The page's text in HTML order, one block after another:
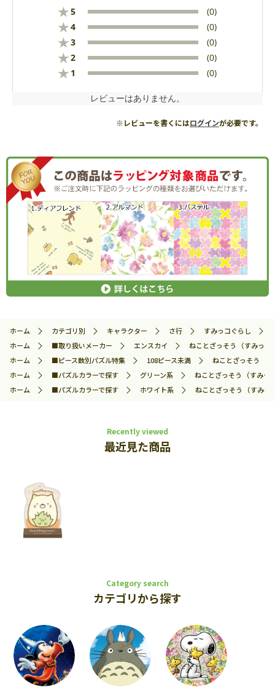
★5 (0)
★4 (0)
★3 (0)
★2 (0)
★ 1 (0)
レビューはありません。
※レビューを書くにはログインが必要です。
ホーム カテゴリ別 キャラクター さ行 すみっコぐらし
ホーム
■取り扱いメーカー エンスカイ
ねことざっそう （すみっ
ホーム
■ピース数別パズル特集 108ピース未満
ねことざっそう （
ホーム
■パズルカラーで探す グリーン系
ねことざっそう （すみ
ホーム
■パズルカラーで探す ホワイト系 ねことざっそう （すみ
Recently viewed
最近見た商品
Category search
カテゴリから探す